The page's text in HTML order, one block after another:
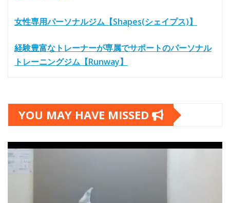
女性専用パーソナルジム【Shapes(シェイプス)】
経験豊富なトレーナーが専属でサポートのパーソナル
トレーニングジム【Runway】
YOU MAY HAVE MISSED